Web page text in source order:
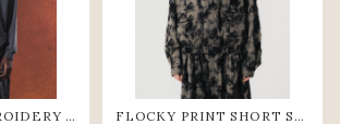
H
FLOCKY PRINT SHORT SH